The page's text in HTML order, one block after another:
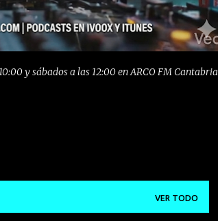
y sábados a las 12:00 en ARCO FM Cantabria
VER TODO